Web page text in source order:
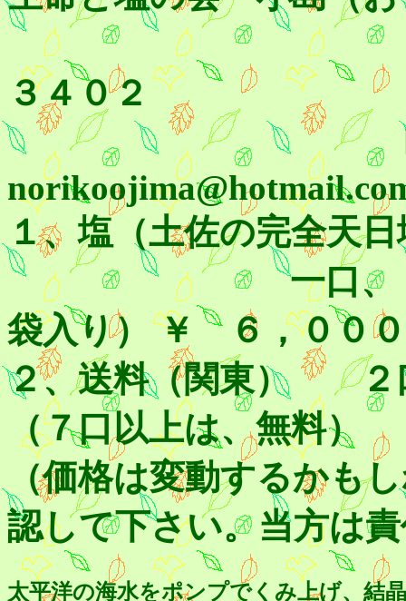
ＦＡＸ ０
３４０２
Ｅ－
１、塩（土佐の完全
一口、 ２．５
袋入り） ￥ ６，００
２、送料（関東）
（７口以上は、無料）
（価格は変動するかも
認して下さい。当方は
太平洋の海水をポンプでくみ上げ、結